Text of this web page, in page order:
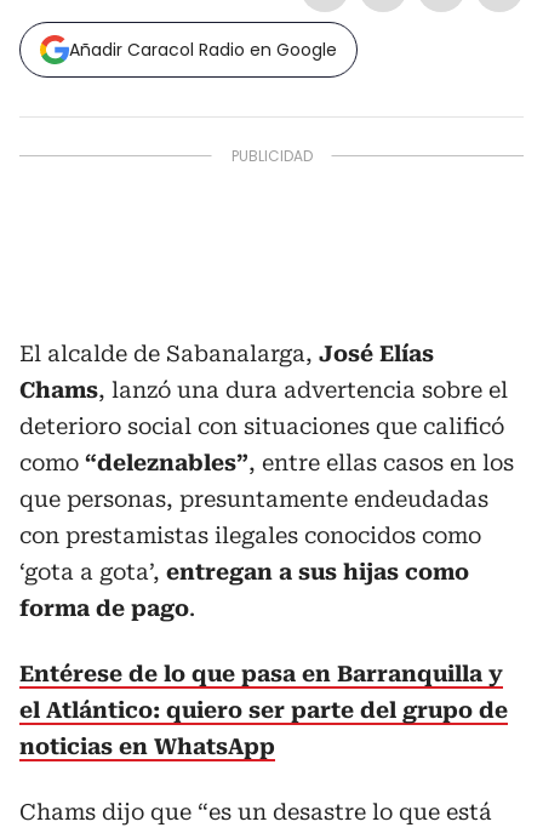
Añadir Caracol Radio en Google
El alcalde de Sabanalarga, José Elías
Chams, lanzó una dura advertencia sobre el
deterioro social con situaciones que calificó
como “deleznables”, entre ellas casos en los
que personas, presuntamente endeudadas
con prestamistas ilegales conocidos como
‘gota a gota’, entregan a sus hijas como
forma de pago.
Entérese de lo que pasa en Barranquilla y
el Atlántico: quiero ser parte del grupo de
noticias en WhatsApp
Chams dijo que “es un desastre lo que está